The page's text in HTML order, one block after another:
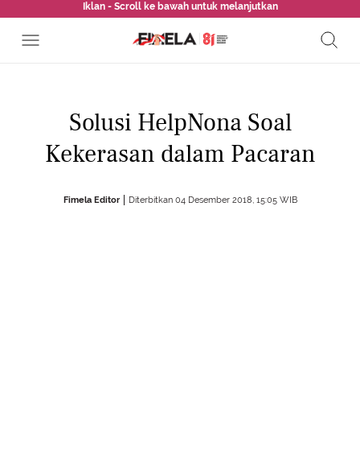
Iklan - Scroll ke bawah untuk melanjutkan
Solusi HelpNona Soal
Kekerasan dalam Pacaran
Fimela Editor Diterbitkan 04 Desember 2018, 15:05 WIB